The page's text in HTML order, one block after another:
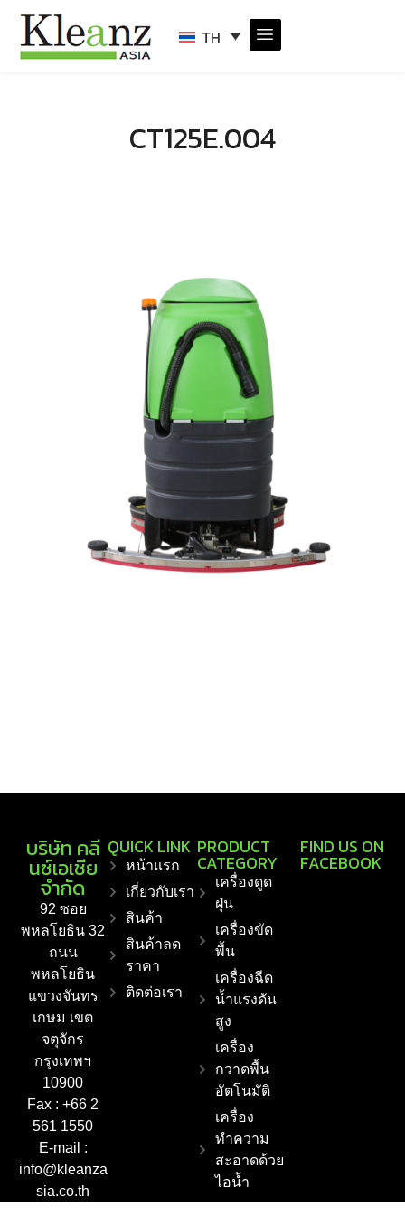
TH
CT125E.004
บริษัท คลี
นซ์เอเชีย
จำกัด
92 ซอย
พหลโยธิน 32
ถนน
พหลโยธิน
แขวงจันทร
เกษม เขต
จตุจักร
กรุงเทพฯ
10900
Fax : +66 2
561 1550
E-mail :
info@kleanza
sia.co.th
QUICK LINK
หน้าแรก
เกี่ยวกับเรา
สินค้า
สินค้าลด
ราคา
ติดต่อเรา
PRODUCT
CATEGORY
เครื่องดูด
ฝุ่น
เครื่องขัด
พื้น
เครื่องฉีด
น้ำแรงดัน
สูง
เครื่อง
กวาดพื้น
อัตโนมัติ
เครื่อง
ทำความ
สะอาดด้วย
ไอน้ำ
FIND US ON
FACEBOOK